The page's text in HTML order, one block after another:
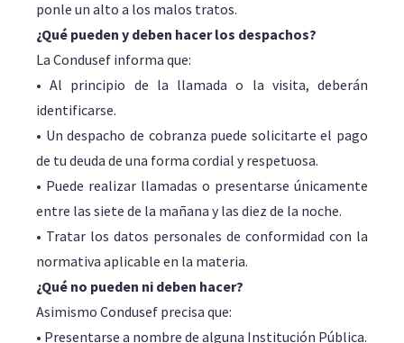
ponle un alto a los malos tratos.
¿Qué pueden y deben hacer los despachos?
La Condusef informa que:
• Al principio de la llamada o la visita, deberán
identificarse.
• Un despacho de cobranza puede solicitarte el pago
de tu deuda de una forma cordial y respetuosa.
• Puede realizar llamadas o presentarse únicamente
entre las siete de la mañana y las diez de la noche.
• Tratar los datos personales de conformidad con la
normativa aplicable en la materia.
¿Qué no pueden ni deben hacer?
Asimismo Condusef precisa que:
• Presentarse a nombre de alguna Institución Pública.